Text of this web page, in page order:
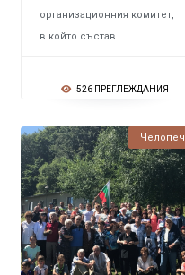
организационния комитет,
в който състав.
526 ПРЕГЛЕЖДАНИЯ
Челопеч